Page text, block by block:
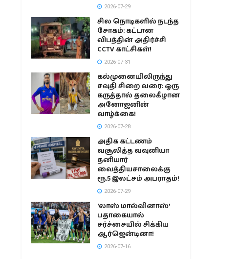
2026-07-29
சில நொடிகளில் நடந்த
சோகம்: கட்டான
விபத்தின் அதிர்ச்சி
CCTV காட்சிகள்!
2026-07-31
கல்முனையிலிருந்து
சவுதி சிறை வரை: ஒரு
கருத்தால் தலைகீழான
அனோஜனின்
வாழ்க்கை!
2026-07-28
அதிக கட்டணம்
வசூலித்த வவுனியா
தனியார்
வைத்தியசாலைக்கு
ரூ.5 இலட்சம் அபராதம்!
2026-07-29
‘லாஸ் மால்வினாஸ்’
பதாகையால்
சர்ச்சையில் சிக்கிய
ஆர்ஜென்டினா!
2026-07-16